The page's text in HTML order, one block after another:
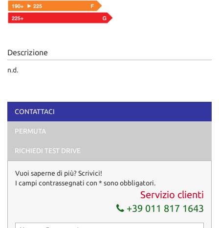
Descrizione
n.d.
CONTATTACI
PERMUTA
RICHIEDI TEST DRIVE
Vuoi saperne di più? Scrivici!
I campi contrassegnati con * sono obbligatori.
Servizio clienti
+39 011 817 1643